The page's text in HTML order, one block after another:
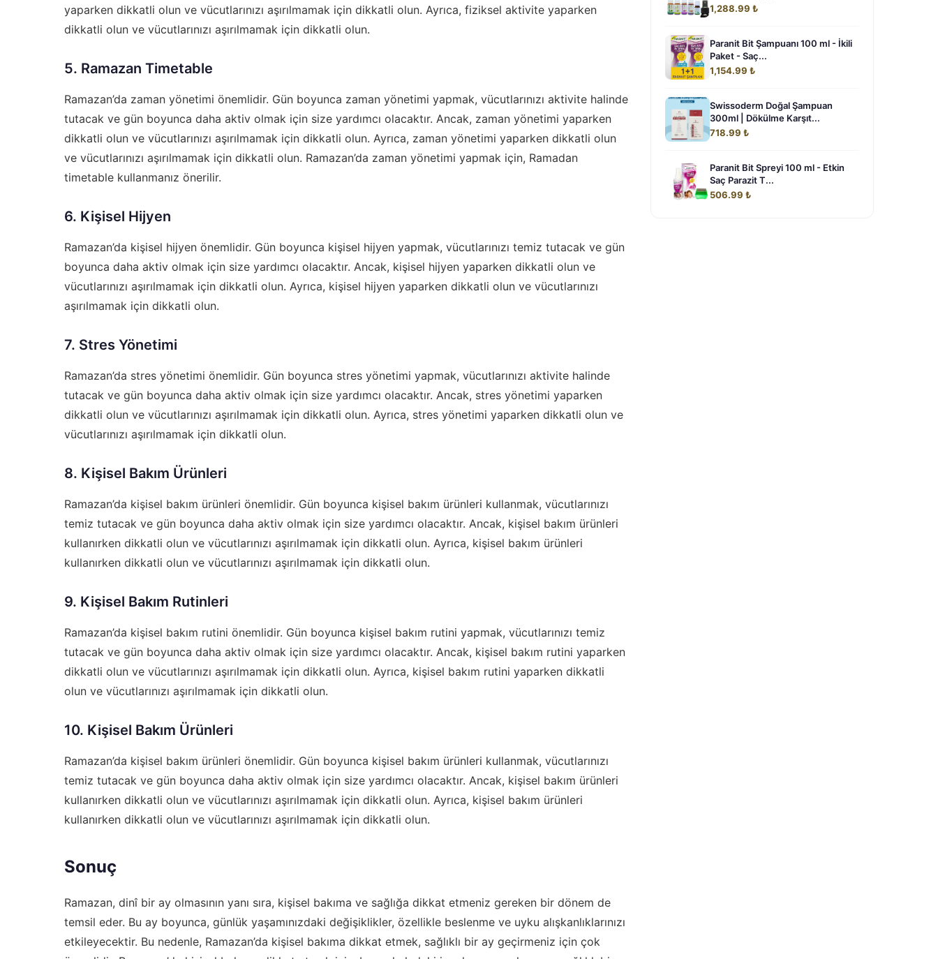
yaparken dikkatli olun ve vücutlarınızı aşırılmamak için dikkatli olun. Ayrıca, fiziksel aktivite yaparken
dikkatli olun ve vücutlarınızı aşırılmamak için dikkatli olun.
5. Ramazan Timetable
Ramazan’da zaman yönetimi önemlidir. Gün boyunca zaman yönetimi yapmak, vücutlarınızı aktivite halinde
tutacak ve gün boyunca daha aktiv olmak için size yardımcı olacaktır. Ancak, zaman yönetimi yaparken
dikkatli olun ve vücutlarınızı aşırılmamak için dikkatli olun. Ayrıca, zaman yönetimi yaparken dikkatli olun
ve vücutlarınızı aşırılmamak için dikkatli olun. Ramazan’da zaman yönetimi yapmak için, Ramadan
timetable kullanmanız önerilir.
6. Kişisel Hijyen
Ramazan’da kişisel hijyen önemlidir. Gün boyunca kişisel hijyen yapmak, vücutlarınızı temiz tutacak ve gün
boyunca daha aktiv olmak için size yardımcı olacaktır. Ancak, kişisel hijyen yaparken dikkatli olun ve
vücutlarınızı aşırılmamak için dikkatli olun. Ayrıca, kişisel hijyen yaparken dikkatli olun ve vücutlarınızı
aşırılmamak için dikkatli olun.
7. Stres Yönetimi
Ramazan’da stres yönetimi önemlidir. Gün boyunca stres yönetimi yapmak, vücutlarınızı aktivite halinde
tutacak ve gün boyunca daha aktiv olmak için size yardımcı olacaktır. Ancak, stres yönetimi yaparken
dikkatli olun ve vücutlarınızı aşırılmamak için dikkatli olun. Ayrıca, stres yönetimi yaparken dikkatli olun ve
vücutlarınızı aşırılmamak için dikkatli olun.
8. Kişisel Bakım Ürünleri
Ramazan’da kişisel bakım ürünleri önemlidir. Gün boyunca kişisel bakım ürünleri kullanmak, vücutlarınızı
temiz tutacak ve gün boyunca daha aktiv olmak için size yardımcı olacaktır. Ancak, kişisel bakım ürünleri
kullanırken dikkatli olun ve vücutlarınızı aşırılmamak için dikkatli olun. Ayrıca, kişisel bakım ürünleri
kullanırken dikkatli olun ve vücutlarınızı aşırılmamak için dikkatli olun.
9. Kişisel Bakım Rutinleri
Ramazan’da kişisel bakım rutini önemlidir. Gün boyunca kişisel bakım rutini yapmak, vücutlarınızı temiz
tutacak ve gün boyunca daha aktiv olmak için size yardımcı olacaktır. Ancak, kişisel bakım rutini yaparken
dikkatli olun ve vücutlarınızı aşırılmamak için dikkatli olun. Ayrıca, kişisel bakım rutini yaparken dikkatli
olun ve vücutlarınızı aşırılmamak için dikkatli olun.
10. Kişisel Bakım Ürünleri
Ramazan’da kişisel bakım ürünleri önemlidir. Gün boyunca kişisel bakım ürünleri kullanmak, vücutlarınızı
temiz tutacak ve gün boyunca daha aktiv olmak için size yardımcı olacaktır. Ancak, kişisel bakım ürünleri
kullanırken dikkatli olun ve vücutlarınızı aşırılmamak için dikkatli olun. Ayrıca, kişisel bakım ürünleri
kullanırken dikkatli olun ve vücutlarınızı aşırılmamak için dikkatli olun.
Sonuç
Ramazan, dinî bir ay olmasının yanı sıra, kişisel bakıma ve sağlığa dikkat etmeniz gereken bir dönem de
temsil eder. Bu ay boyunca, günlük yaşamınızdaki değişiklikler, özellikle beslenme ve uyku alışkanlıklarınızı
etkileyecektir. Bu nedenle, Ramazan’da kişisel bakıma dikkat etmek, sağlıklı bir ay geçirmeniz için çok
1,288.99 ₺
Paranit Bit Şampuanı 100 ml - İkili
Paket - Saç...
1,154.99 ₺
Swissoderm Doğal Şampuan
300ml | Dökülme Karşıt...
718.99 ₺
Paranit Bit Spreyi 100 ml - Etkin
Saç Parazit T...
506.99 ₺